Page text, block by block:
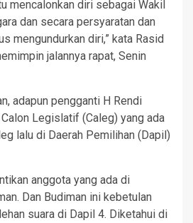
mencalonkan diri sebagai Wakil
dan secara persyaratan dan
mengundurkan diri,” kata Rasid
jalannya rapat, Senin
adapun pengganti H Rendi
Legislatif (Caleg) yang ada
lalu di Daerah Pemilihan (Dapil)
anggota yang ada di
Dan Budiman ini kebetulan
suara di Dapil 4. Diketahui di